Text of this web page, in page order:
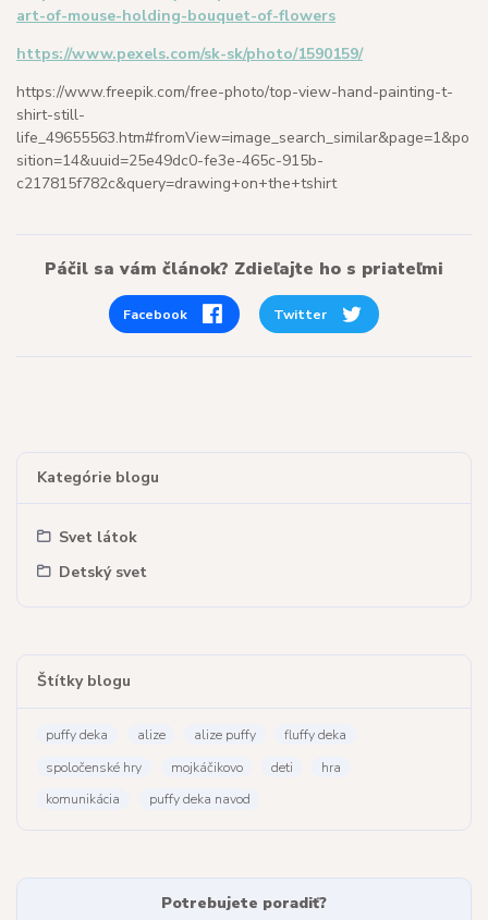
Kategórie blogu
Svet látok
Detský svet
Štítky blogu
puffy deka alize alize puffy
fluffy deka
spoločenské hry
mojkáčikovo deti
hra
komunikácia
puffy deka navod
Potrebujete poradiť?
art-of-mouse-holding-bouquet-of-flowers
https://www.pexels.com/sk-sk/photo/1590159/
https://www.freepik.com/free-photo/top-view-hand-painting-t-
shirt-still-
life_49655563.htm#fromView=image_search_similar&page=1&po
sition=14&uuid=25e49dc0-fe3e-465c-915b-
c217815f782c&query=drawing+on+the+tshirt
Páčil sa vám článok? Zdieľajte ho s priateľmi
Facebook Twitter